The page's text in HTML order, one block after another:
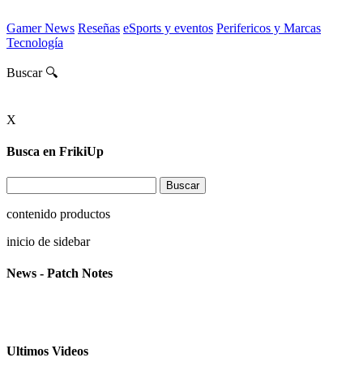
Gamer News Reseñas eSports y eventos Perifericos y Marcas
Tecnología
Buscar 🔍
X
Busca en FrikiUp
contenido productos
inicio de sidebar
News - Patch Notes
Ultimos Videos